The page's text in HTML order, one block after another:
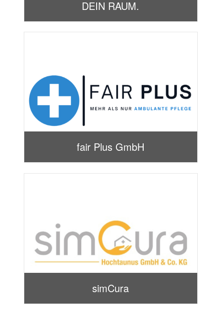
DEIN RAUM.
fair Plus GmbH
simCura